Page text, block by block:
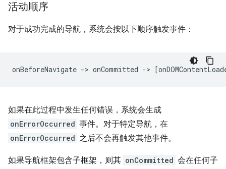
活动顺序
对于成功完成的导航，系统会按以下顺序触发事件：
如果在此过程中发生任何错误，系统会生成
onErrorOccurred 事件。对于特定导航，在
onErrorOccurred 之后不会再触发其他事件。
如果导航框架包含子框架，则其 onCommitted 会在任何子